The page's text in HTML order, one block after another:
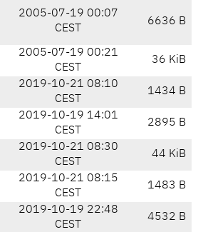
2005-07-19 00:07
CEST
6636 B
2005-07-19 00:21
CEST
36 KiB
2019-10-21 08:10
CEST
1434 B
2019-10-19 14:01
CEST
2895 B
2019-10-21 08:30
CEST
44 KiB
2019-10-21 08:15
CEST
1483 B
2019-10-19 22:48
CEST
4532 B